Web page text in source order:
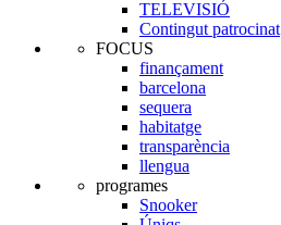
TELEVISIÓ
Contingut patrocinat
FOCUS
finançament
barcelona
sequera
habitatge
transparència
llengua
programes
Snooker